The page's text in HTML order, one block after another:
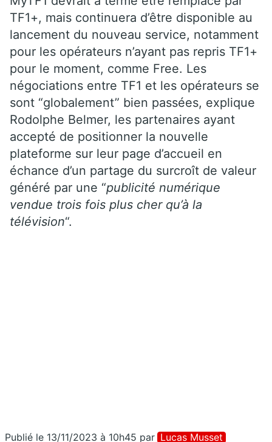
TF1+, mais continuera d’être disponible au
lancement du nouveau service, notamment
pour les opérateurs n’ayant pas repris TF1+
pour le moment, comme Free. Les
négociations entre TF1 et les opérateurs se
sont “globalement” bien passées, explique
Rodolphe Belmer, les partenaires ayant
accepté de positionner la nouvelle
plateforme sur leur page d’accueil en
échance d’un partage du surcroît de valeur
généré par une “publicité numérique
vendue trois fois plus cher qu’à la
télévision“.
Publié le 13/11/2023 à 10h45 par Lucas Musset